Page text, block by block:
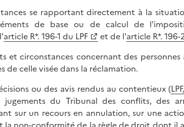
se rapportant directement à la
de base ou de calcul de
article R*. 196-1 du LPF et de l'article R*. 196-
et circonstances concernant des
de celle visée dans la réclamation.
ou des avis rendus au contentieux (
jugements du Tribunal des conflits, des
sur un recours en annulation, sur une